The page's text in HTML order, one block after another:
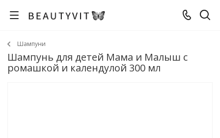
Шампуни
Шампунь для детей Мама и Малыш с
ромашкой и календулой 300 мл